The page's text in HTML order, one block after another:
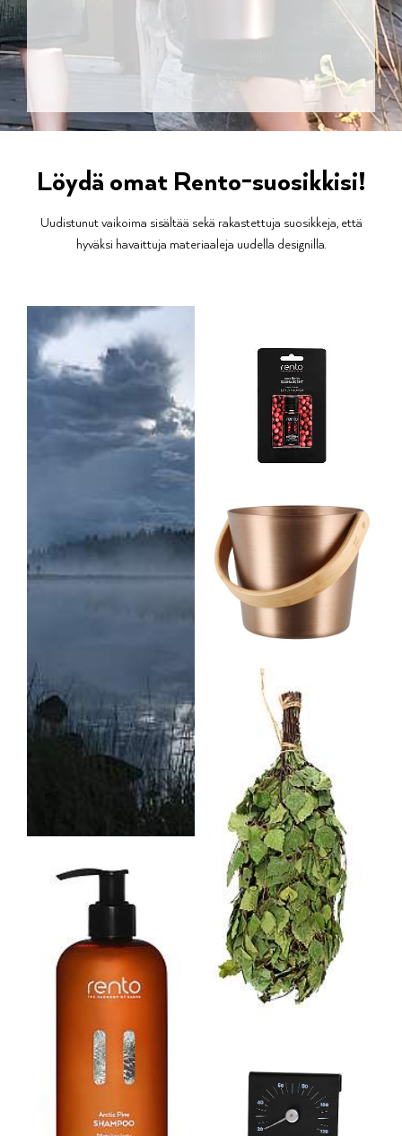
Löydä omat Rento-suosikkisi!
Uudistunut vaikoima sisältää sekä rakastettuja suosikkeja, että
hyväksi havaittuja materiaaleja uudella designilla.